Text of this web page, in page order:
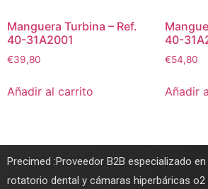
Manguera Turbina – Ref.
40-31A2001
€39,80
Añadir al carrito
40-
€54,80
Añadir
Precimed :Proveedor B2B especializado
rotatorio dental y cámaras hiperbáricas o2